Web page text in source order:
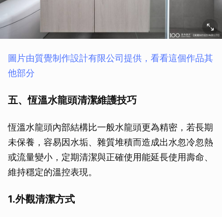
圖片由質覺制作設計有限公司提供，看看這個作品其
他部分
五、恆溫水龍頭清潔維護技巧
恆溫水龍頭內部結構比一般水龍頭更為精密，若長期
未保養，容易因水垢、雜質堆積而造成出水忽冷忽熱
或流量變小，定期清潔與正確使用能延長使用壽命、
維持穩定的溫控表現。
1.外觀清潔方式